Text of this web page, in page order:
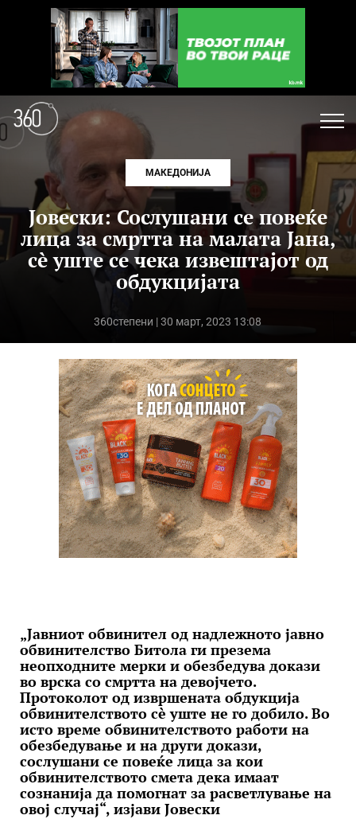
МАКЕДОНИЈА
Јовески: Сослушани се повеќе
лица за смртта на малата Јана,
сè уште се чека извештајот од
обдукцијата
360степени | 30 март, 2023 13:08
„Јавниот обвинител од надлежното јавно
обвинителство Битола ги презема
неопходните мерки и обезбедува докази
во врска со смртта на девојчето.
Протоколот од извршената обдукција
обвинителството сè уште не го добило. Во
исто време обвинителството работи на
обезбедување и на други докази,
сослушани се повеќе лица за кои
обвинителството смета дека имаат
сознанија да помогнат за расветлување на
овој случај“, изјави Јовески